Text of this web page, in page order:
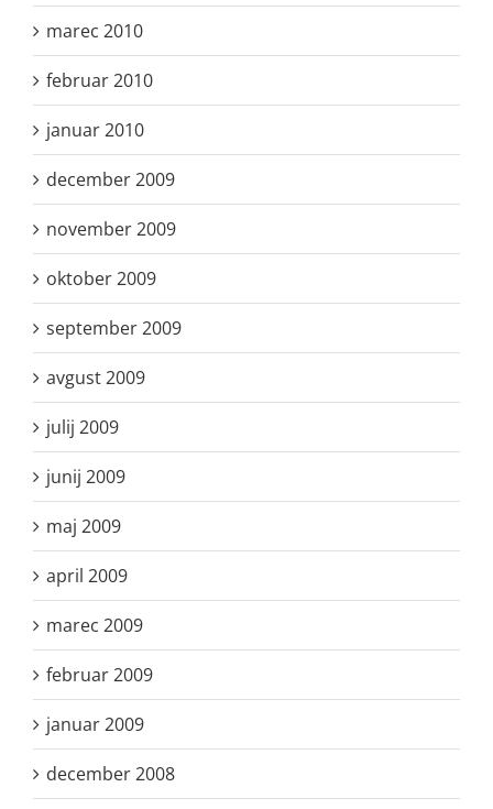
marec 2010
februar 2010
januar 2010
december 2009
november 2009
oktober 2009
september 2009
avgust 2009
julij 2009
junij 2009
maj 2009
april 2009
marec 2009
februar 2009
januar 2009
december 2008